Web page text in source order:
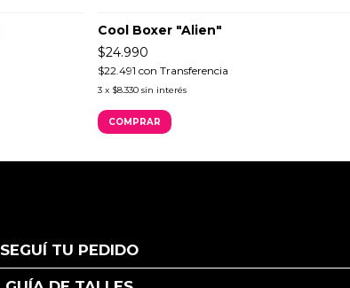
Cool Boxer "Alien"
$24.990
$22.491 con Transferencia
3 x $8.330 sin interés
COMPRAR
SEGUÍ TU PEDIDO